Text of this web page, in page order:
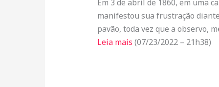
Em 3 de abril de 1860, em uma
manifestou sua frustração diante
pavão, toda vez que a observo,
Leia mais (07/23/2022 – 21h38)